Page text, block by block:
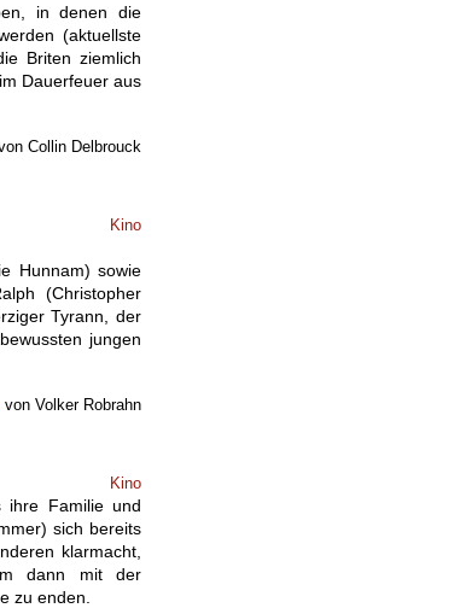
in denen die
(aktuellste
Briten ziemlich
Dauerfeuer aus
Collin Delbrouck
Kino
Hunnam) sowie
(Christopher
Tyrann, der
jungen
von Volker Robrahn
Kino
ihre Familie und
sich bereits
klarmacht,
dann mit der
zu enden.